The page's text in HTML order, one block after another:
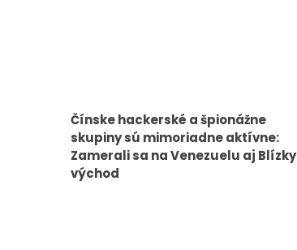
Čínske hackerské a špionážne
skupiny sú mimoriadne aktívne:
Zamerali sa na Venezuelu aj Blízky
východ